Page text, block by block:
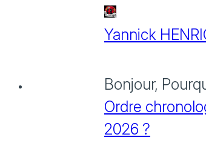
Yannick
Bonjour,
Ordre
2026 ?